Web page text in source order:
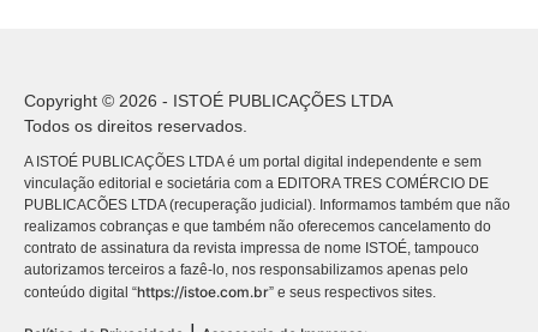
Copyright © 2026 - ISTOÉ PUBLICAÇÕES LTDA
Todos os direitos reservados.
A ISTOÉ PUBLICAÇÕES LTDA é um portal digital independente e sem
vinculação editorial e societária com a EDITORA TRES COMÉRCIO DE
PUBLICACÕES LTDA (recuperação judicial). Informamos também que não
realizamos cobranças e que também não oferecemos cancelamento do
contrato de assinatura da revista impressa de nome ISTOÉ, tampouco
autorizamos terceiros a fazê-lo, nos responsabilizamos apenas pelo
conteúdo digital “https://istoe.com.br” e seus respectivos sites.